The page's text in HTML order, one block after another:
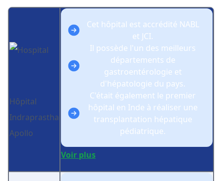
Hôpital
Indraprastha
Apollo
Cet hôpital est accrédité NABL
et JCI.
Il possède l'un des meilleurs
départements de
gastroentérologie et
d'hépatologie du pays.
C'était également le premier
hôpital en Inde à réaliser une
transplantation hépatique
pédiatrique.
Voir plus